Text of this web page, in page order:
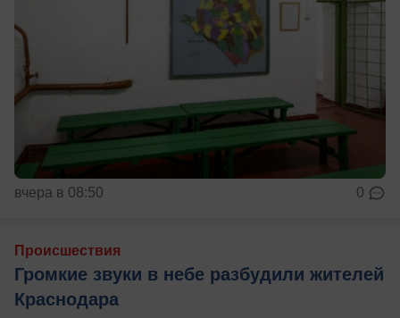
вчера в 08:50 0
Происшествия
Громкие звуки в небе разбудили жителей
Краснодара